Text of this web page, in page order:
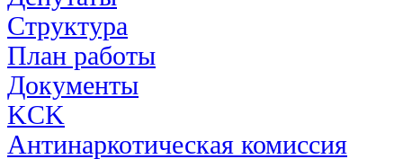
Структура
План работы
Документы
KCK
Антинаркотическая комиссия